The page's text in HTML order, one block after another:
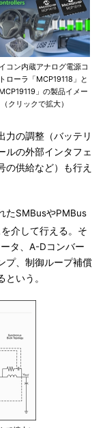
コン内蔵アナログ電源コ
ローラ「MCP19118」と
MCP19119」の製品イメー
クリックで拡大）
力の調整（バッテリ
ルの外部インタフェ
の供給など）も行え
たSMBusやPMBus
介して行える。そ
タ、A-Dコンバー
プ、制御ループ補償
いう。